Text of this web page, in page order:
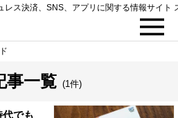
ス決済、SNS、アプリに関する情報サイト
事一覧 (1件)
でも